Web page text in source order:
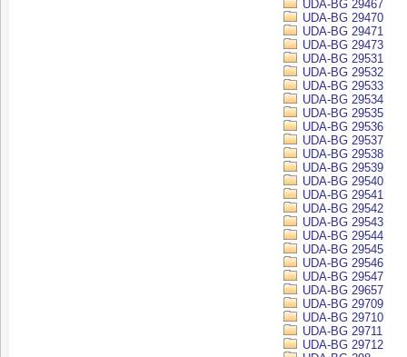
UDA-BG 29467
UDA-BG 29470
UDA-BG 29471
UDA-BG 29473
UDA-BG 29531
UDA-BG 29532
UDA-BG 29533
UDA-BG 29534
UDA-BG 29535
UDA-BG 29536
UDA-BG 29537
UDA-BG 29538
UDA-BG 29539
UDA-BG 29540
UDA-BG 29541
UDA-BG 29542
UDA-BG 29543
UDA-BG 29544
UDA-BG 29545
UDA-BG 29546
UDA-BG 29547
UDA-BG 29657
UDA-BG 29709
UDA-BG 29710
UDA-BG 29711
UDA-BG 29712